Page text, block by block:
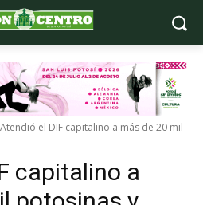
Atendió el DIF capitalino a más de 20 mil
capitalino a